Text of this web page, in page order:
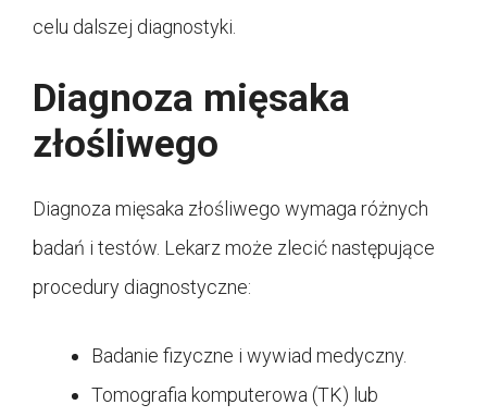
celu dalszej diagnostyki.
Diagnoza mięsaka
złośliwego
Diagnoza mięsaka złośliwego wymaga różnych
badań i testów. Lekarz może zlecić następujące
procedury diagnostyczne:
Badanie fizyczne i wywiad medyczny.
Tomografia komputerowa (TK) lub